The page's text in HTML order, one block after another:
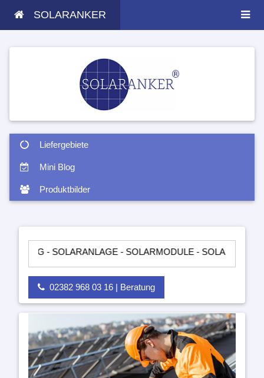
SOLARANKER
Liefergebiete
Mini Blog
Produktbilder
- SOLARMODULE - SOLARTASCHEN -
02382 968 03 16 | Beratung